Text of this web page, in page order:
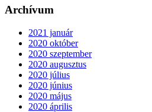
Archívum
2021 január
2020 október
2020 szeptember
2020 augusztus
2020 július
2020 június
2020 május
2020 április